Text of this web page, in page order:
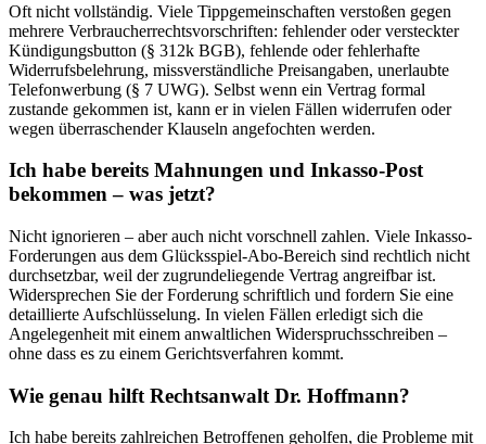
Oft nicht vollständig. Viele Tippgemeinschaften verstoßen gegen
mehrere Verbraucherrechtsvorschriften: fehlender oder versteckter
Kündigungsbutton (§ 312k BGB), fehlende oder fehlerhafte
Widerrufsbelehrung, missverständliche Preisangaben, unerlaubte
Telefonwerbung (§ 7 UWG). Selbst wenn ein Vertrag formal
zustande gekommen ist, kann er in vielen Fällen widerrufen oder
wegen überraschender Klauseln angefochten werden.
Ich habe bereits Mahnungen und Inkasso-Post
bekommen – was jetzt?
Nicht ignorieren – aber auch nicht vorschnell zahlen. Viele Inkasso-
Forderungen aus dem Glücksspiel-Abo-Bereich sind rechtlich nicht
durchsetzbar, weil der zugrundeliegende Vertrag angreifbar ist.
Widersprechen Sie der Forderung schriftlich und fordern Sie eine
detaillierte Aufschlüsselung. In vielen Fällen erledigt sich die
Angelegenheit mit einem anwaltlichen Widerspruchsschreiben –
ohne dass es zu einem Gerichtsverfahren kommt.
Wie genau hilft Rechtsanwalt Dr. Hoffmann?
Ich habe bereits zahlreichen Betroffenen geholfen, die Probleme mit